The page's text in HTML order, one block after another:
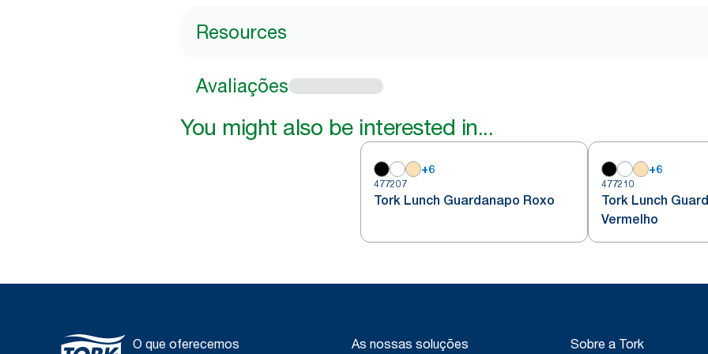
Resources
Avaliações
You might also be interested in...
+6
477207
Tork Lunch Guardanapo Roxo
+6
477210
Tork Lunch
Vermelho
O que oferecemos As nossas soluções Sobre a Tork